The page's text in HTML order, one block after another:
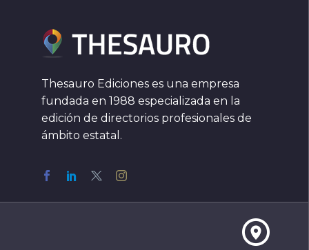
Thesauro Ediciones es una empresa
fundada en 1988 especializada en la
edición de directorios profesionales de
ámbito estatal.

